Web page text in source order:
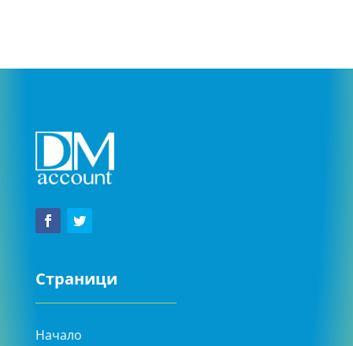
Страници
Начало